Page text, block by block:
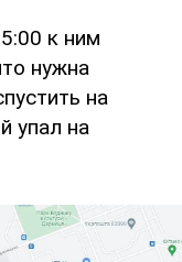
к ним
нужна
на
упал на